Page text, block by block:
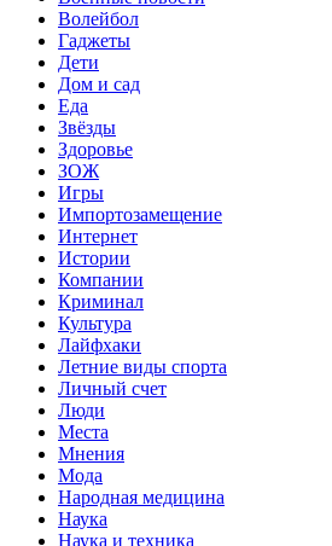
Волейбол
Гаджеты
Дети
Дом и сад
Еда
Звёзды
Здоровье
ЗОЖ
Игры
Импортозамещение
Интернет
Истории
Компании
Криминал
Культура
Лайфхаки
Летние виды спорта
Личный счет
Люди
Места
Мнения
Мода
Народная медицина
Наука
Наука и техника